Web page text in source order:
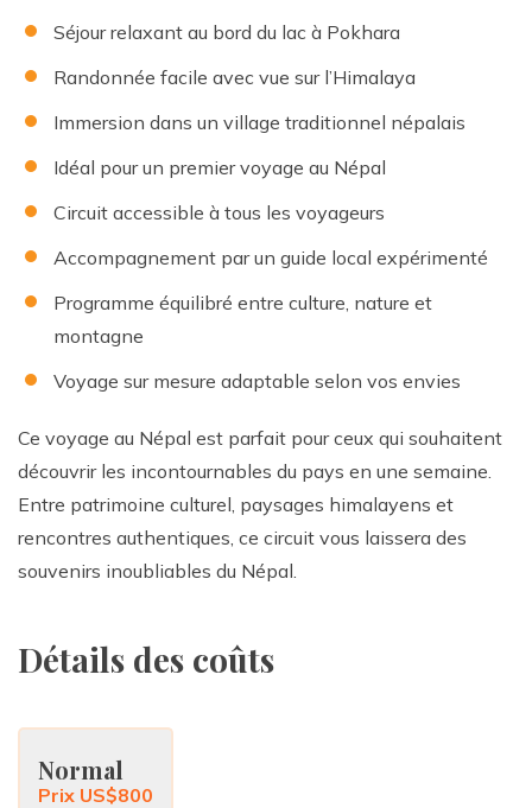
Séjour relaxant au bord du lac à Pokhara
Randonnée facile avec vue sur l’Himalaya
Immersion dans un village traditionnel népalais
Idéal pour un premier voyage au Népal
Circuit accessible à tous les voyageurs
Accompagnement par un guide local expérimenté
Programme équilibré entre culture, nature et
montagne
Voyage sur mesure adaptable selon vos envies
Ce voyage au Népal est parfait pour ceux qui souhaitent
découvrir les incontournables du pays en une semaine.
Entre patrimoine culturel, paysages himalayens et
rencontres authentiques, ce circuit vous laissera des
souvenirs inoubliables du Népal.
Détails des coûts
Normal
Prix US$800